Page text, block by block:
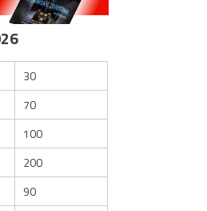
30
70
100
200
90